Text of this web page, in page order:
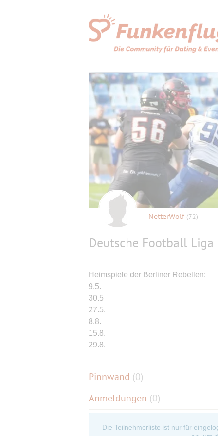
NetterWolf (72)
Deutsche Football Liga
Heimspiele der Berliner Rebellen:
9.5.
30.5
27.5.
8.8.
15.8.
29.8.
Pinnwand (0)
Anmeldungen (0)
Die Teilnehmerliste ist nur für